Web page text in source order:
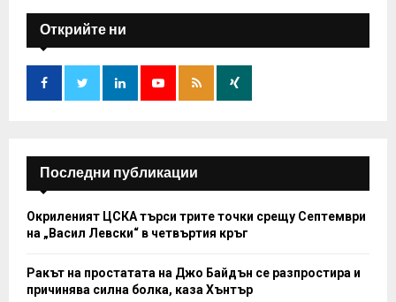
f
o
:
E
A
H
Открийте ни
Последни публикации
Окриленият ЦСКА търси трите точки срещу Септември
на „Васил Левски“ в четвъртия кръг
Ракът на простатата на Джо Байдън се разпростира и
причинява силна болка, каза Хънтър